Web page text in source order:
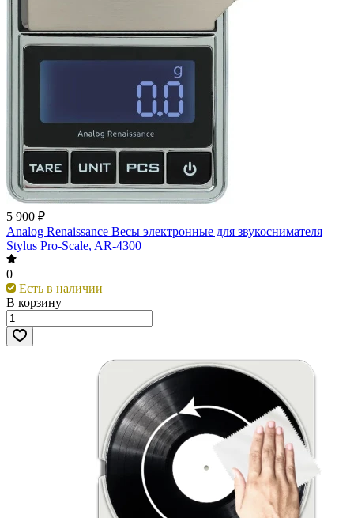
5 900 ₽
Analog Renaissance Весы электронные для звукоснимателя
Stylus Pro-Scale, AR-4300
0
Есть в наличии
В корзину